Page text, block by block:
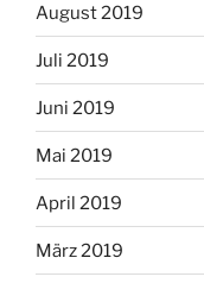
August 2019
Juli 2019
Juni 2019
Mai 2019
April 2019
März 2019